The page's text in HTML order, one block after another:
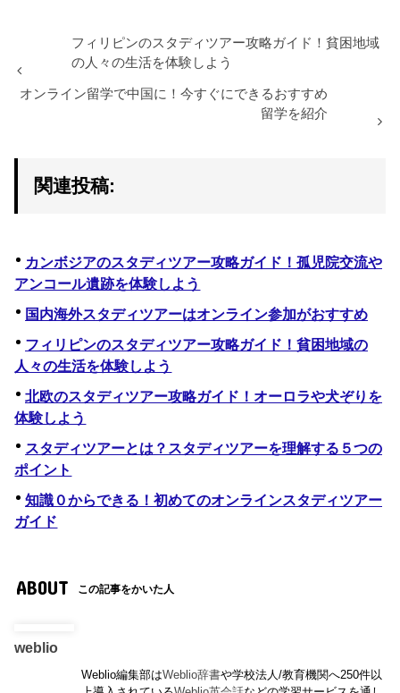
フィリピンのスタディツアー攻略ガイド！貧困地域
の人々の生活を体験しよう
オンライン留学で中国に！今すぐにできるおすすめ
留学を紹介
関連投稿:
カンボジアのスタディツアー攻略ガイド！孤児院交流や
アンコール遺跡を体験しよう
国内海外スタディツアーはオンライン参加がおすすめ
フィリピンのスタディツアー攻略ガイド！貧困地域の
人々の生活を体験しよう
北欧のスタディツアー攻略ガイド！オーロラや犬ぞりを
体験しよう
スタディツアーとは？スタディツアーを理解する５つの
ポイント
知識０からできる！初めてのオンラインスタディツアー
ガイド
ABOUT この記事をかいた人
weblio
Weblio編集部はWeblio辞書や学校法人/教育機関へ250件以